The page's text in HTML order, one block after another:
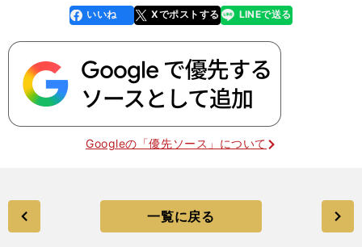
faceboo
k
いいね Xでポストする
line LINEで送る
Googleの「優先ソース」について
一覧に戻る